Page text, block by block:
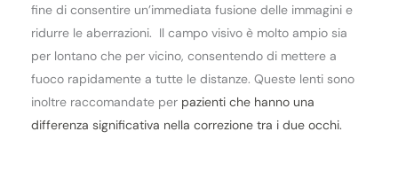
fine di consentire un’immediata fusione delle immagini e
ridurre le aberrazioni. Il campo visivo è molto ampio sia
per lontano che per vicino, consentendo di mettere a
fuoco rapidamente a tutte le distanze. Queste lenti sono
inoltre raccomandate per pazienti che hanno una
differenza significativa nella correzione tra i due occhi.